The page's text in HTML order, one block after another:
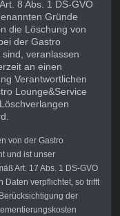
8 Abs. 1 DS-GVO
Gründe
die Löschung von
der Gastro
veranlassen
an einen
Verantwortlichen
Lounge&Service
von der Gastro
und ist unser
Art. 17 Abs. 1 DS-GVO
Daten verpflichtet, so trifft
der